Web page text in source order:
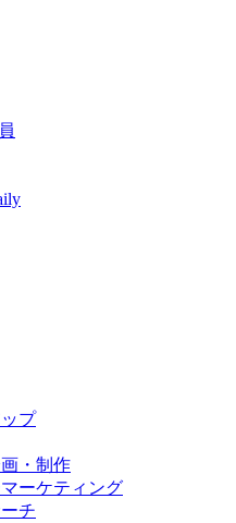
プ
・制作
ーケティング
チ